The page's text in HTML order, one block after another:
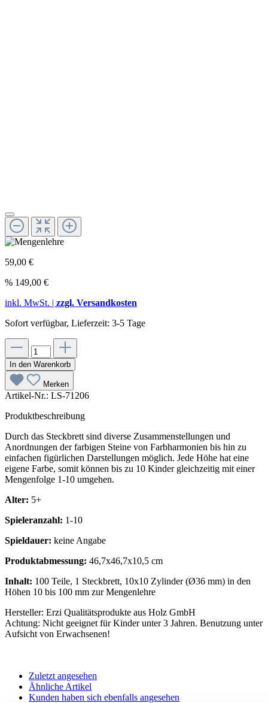
59,00 €
% 149,00 €
inkl. MwSt. | zzgl. Versandkosten
Sofort verfügbar, Lieferzeit: 3-5 Tage
In den Warenkorb
Merken
Artikel-Nr.: LS-71206
Produktbeschreibung
Durch das Steckbrett sind diverse Zusammenstellungen und
Anordnungen der farbigen Steine von Farbharmonien bis hin zu
einfachen figürlichen Darstellungen möglich. Jede Höhe hat eine
eigene Farbe, somit können bis zu 10 Kinder gleichzeitig mit einer
Mengenfolge 1-10 umgehen.
Alter: 5+
Spieleranzahl: 1-10
Spieldauer: keine Angabe
Produktabmessung: 46,7x46,7x10,5 cm
Inhalt: 100 Teile, 1 Steckbrett, 10x10 Zylinder (Ø36 mm) in den
Höhen 10 bis 100 mm zur Mengenlehre
Hersteller: Erzi Qualitätsprodukte aus Holz GmbH
Achtung: Nicht geeignet für Kinder unter 3 Jahren. Benutzung unter
Aufsicht von Erwachsenen!
Zuletzt angesehen
Ähnliche Artikel
Kunden haben sich ebenfalls angesehen